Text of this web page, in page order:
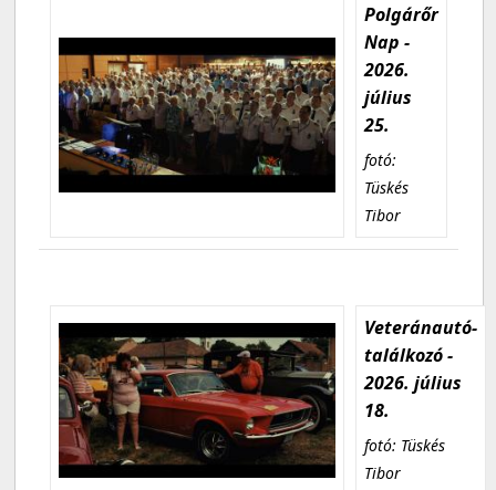
Polgárőr
Nap -
2026.
július
25.
fotó:
Tüskés
Tibor
Veteránautó-
találkozó -
2026. július
18.
fotó: Tüskés
Tibor